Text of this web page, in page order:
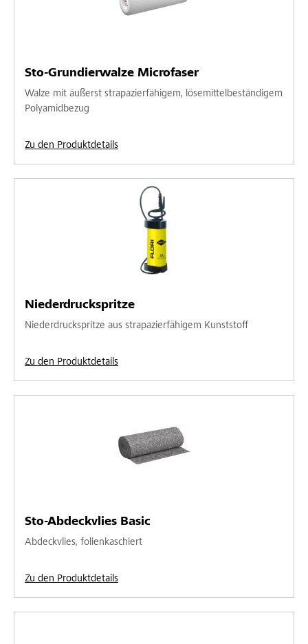
Sto-Grundierwalze Microfaser
Walze mit äußerst strapazierfähigem, lösemittelbeständigem
Polyamidbezug
Zu den Produktdetails
Niederdruckspritze
Niederdruckspritze aus strapazierfähigem Kunststoff
Zu den Produktdetails
Sto-Abdeckvlies Basic
Abdeckvlies, folienkaschiert
Zu den Produktdetails